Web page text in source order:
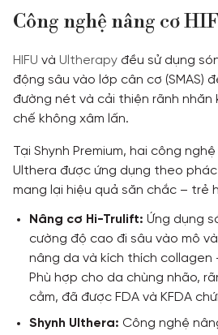
Công nghệ nâng cơ
HIFU và Ultherapy đều sử dụng
động sâu vào lớp cân cơ (SMAS)
đường nét và cải thiện rãnh nhăn
chế không xâm lấn.
Tại Shynh Premium, hai công
Ulthera được ứng dụng theo
mang lại hiệu quả săn chắc – trẻ
Nâng cơ Hi-Trulift: Ứng dụng
cường độ cao đi sâu vào mô
nâng da và kích thích collagen
Phù hợp cho da chùng nhão,
cằm, đã được FDA và KFDA
Shynh Ulthera: Công nghệ